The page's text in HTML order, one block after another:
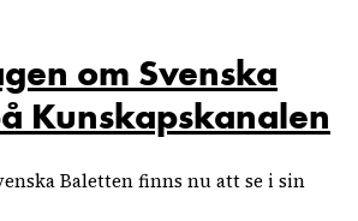
om Svenska
Kunskapskanalen
Baletten finns nu att se i sin